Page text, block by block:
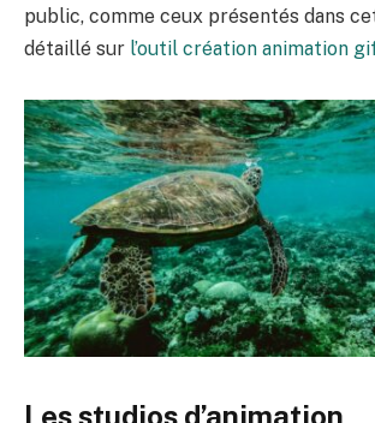
public, comme ceux présentés dans
détaillé sur l’outil création animation
Les studios d’animation